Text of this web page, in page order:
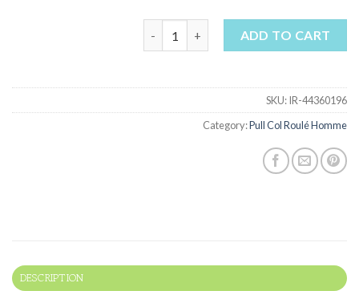
ADD TO CART
SKU:IR-44360196
Category:Pull Col Roulé Homme
DESCRIPTION